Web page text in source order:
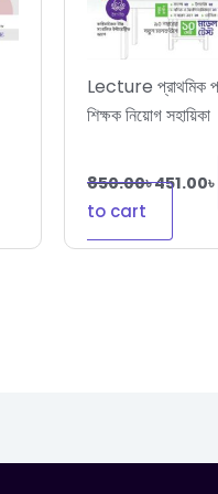
Lecture প্রাথমিক
শিক্ষক নিয়োগ সহায়িকা
850.00৳451.00৳
to cart